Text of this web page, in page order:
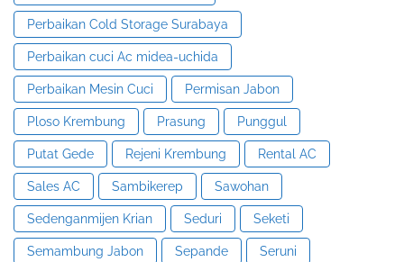
Perbaikan Cold Storage Surabaya
Perbaikan cuci Ac midea-uchida
Perbaikan Mesin Cuci Permisan Jabon
Ploso Krembung Prasung Punggul
Putat Gede Rejeni Krembung Rental AC
Sales AC Sambikerep Sawohan
Sedenganmijen Krian Seduri Seketi
Semambung Jabon Sepande Seruni